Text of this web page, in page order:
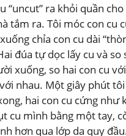
“uncut” ra khỏi quần
tắm ra. Tôi móc con cu
chỉa con cu dài
đúa tự dọc lấy cu và
xuống, so hai con cu
nhau. Một giây phút
hai con cu cứng
cu mình bằng một tay,
hơn qua lớp da quy